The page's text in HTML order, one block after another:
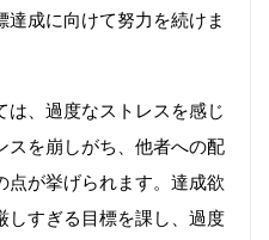
成に向けて努力を続けま
、過度なストレスを感じ
スを崩しがち、他者への配
点が挙げられます。達成欲
しすぎる目標を課し、過度